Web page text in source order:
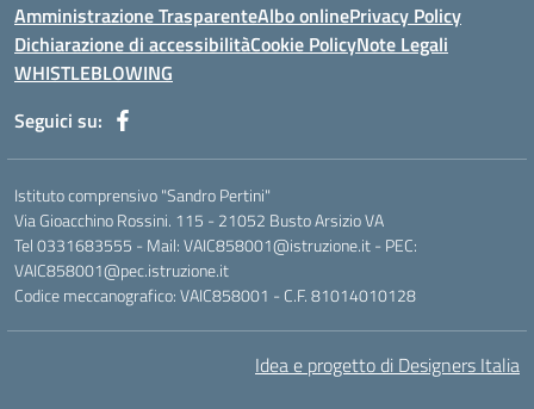
Amministrazione TrasparenteAlbo onlinePrivacy Policy
Dichiarazione di accessibilitàCookie PolicyNote Legali
WHISTLEBLOWING
Seguici su:
Istituto comprensivo "Sandro Pertini"
Via Gioacchino Rossini. 115 - 21052 Busto Arsizio VA
Tel 0331683555 - Mail: VAIC858001@istruzione.it - PEC:
VAIC858001@pec.istruzione.it
Codice meccanografico: VAIC858001 - C.F. 81014010128
Idea e progetto di Designers Italia